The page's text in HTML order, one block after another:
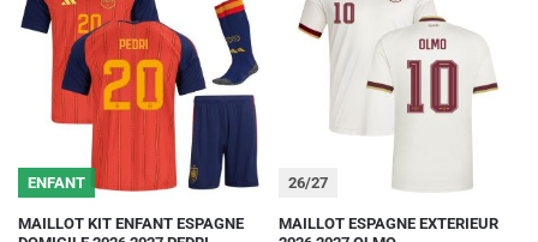
être
choisies
page
produit
être
choisies
produit
ENFANT
MAILLOT KIT ENFANT ESPAGNE
Ce
26/27
MAILLOT ESPAGNE EXTERIEUR
Ce